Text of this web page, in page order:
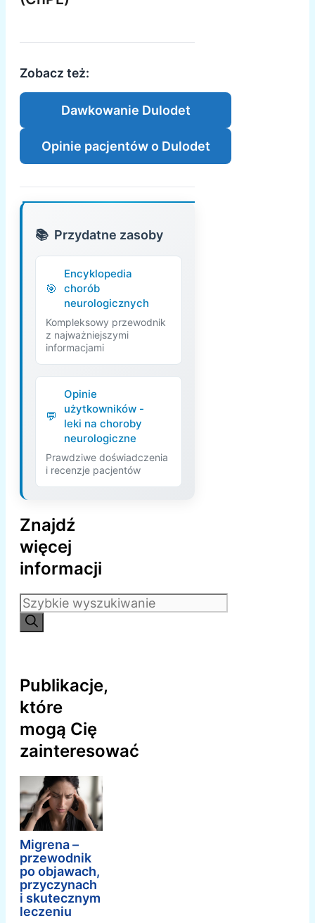
Zobacz też:
Dawkowanie Dulodet
Opinie pacjentów o Dulodet
Przydatne zasoby
Encyklopedia
chorób
neurologicznych
Kompleksowy przewodnik
z najważniejszymi
informacjami
Opinie
użytkowników -
leki na choroby
neurologiczne
Prawdziwe doświadczenia
i recenzje pacjentów
Znajdź
więcej
informacji
Szukaj:
Publikacje,
które
mogą Cię
zainteresować
Migrena –
przewodnik
po objawach,
przyczynach
i skutecznym
leczeniu